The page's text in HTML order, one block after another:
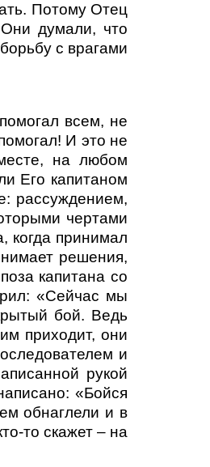
Потому Отец
думали, что
с врагами
всем, не
И это не
на любом
Его капитаном
рассуждением,
чертами
когда принимал
решения,
капитана со
«Сейчас мы
бой. Ведь
приходит, они
и
рукой
«Бойся
обнаглели и в
то скажет – на